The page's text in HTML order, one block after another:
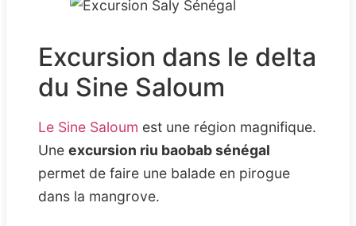
Excursion dans le delta
du Sine Saloum
Le Sine Saloum est une région magnifique.
Une excursion riu baobab sénégal
permet de faire une balade en pirogue
dans la mangrove.